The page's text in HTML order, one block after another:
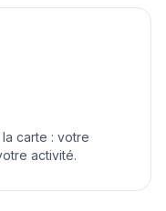
carte : votre
activité.